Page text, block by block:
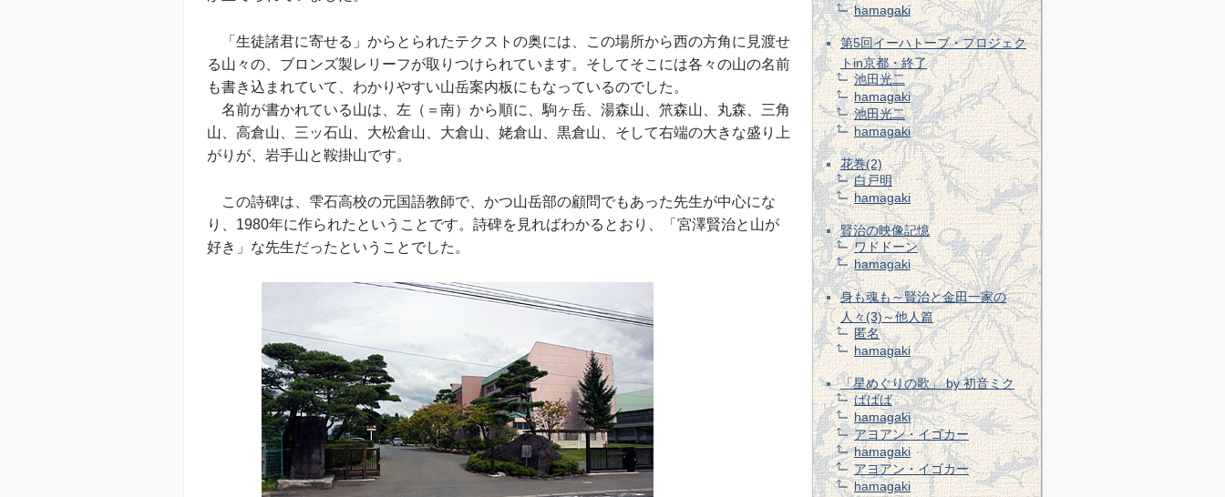
「生徒諸君に寄せる」からとられたテクストの奥には、この場所から西の方角に見渡せ
る山々の、ブロンズ製レリーフが取りつけられています。そしてそこには各々の山の名前
も書き込まれていて、わかりやすい山岳案内板にもなっているのでした。
名前が書かれている山は、左（＝南）から順に、駒ヶ岳、湯森山、笊森山、丸森、三角
山、高倉山、三ッ石山、大松倉山、大倉山、姥倉山、黒倉山、そして右端の大きな盛り上
がりが、岩手山と鞍掛山です。
この詩碑は、雫石高校の元国語教師で、かつ山岳部の顧問でもあった先生が中心にな
り、1980年に作られたということです。詩碑を見ればわかるとおり、「宮澤賢治と山が
好き」な先生だったということでした。
hamagaki
第5回イーハトーブ・プロジェク
トin京都・終了
池田光二
hamagaki
池田光二
hamagaki
花巻(2)
白戸明
hamagaki
賢治の映像記憶
ワドドーン
hamagaki
身も魂も～賢治と金田一家の
人々(3)～他人篇
匿名
hamagaki
「星めぐりの歌」 by 初音ミク
ばばば
hamagaki
アヨアン・イゴカー
hamagaki
アヨアン・イゴカー
hamagaki